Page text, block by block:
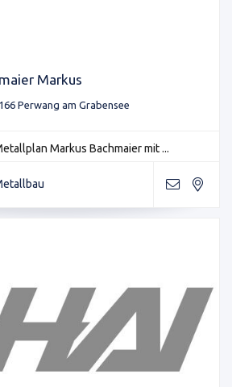
Markus
Perwang am Grabensee
Markus Bachmaier mit ...